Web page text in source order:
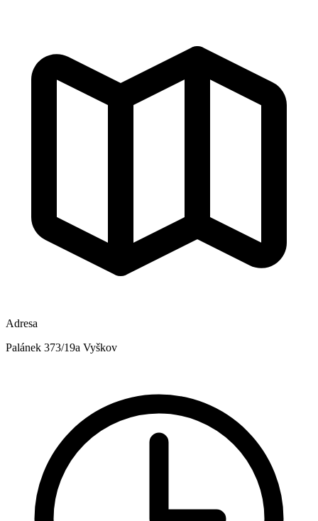
Adresa
Palánek 373/19a Vyškov